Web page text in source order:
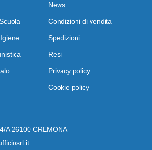
News
Condizioni di vendita
Spedizioni
Resi
Privacy policy
Cookie policy
A 26100 CREMONA